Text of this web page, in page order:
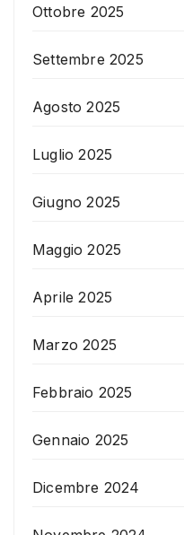
Ottobre 2025
Settembre 2025
Agosto 2025
Luglio 2025
Giugno 2025
Maggio 2025
Aprile 2025
Marzo 2025
Febbraio 2025
Gennaio 2025
Dicembre 2024